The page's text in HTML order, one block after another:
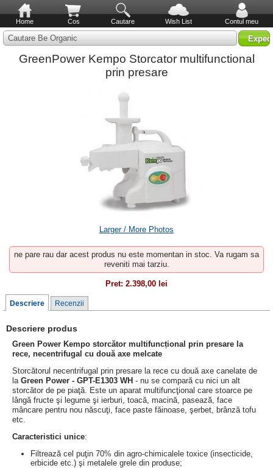
Home Cos Cautare Wish List Contul meu
Cautare Be Organic
GreenPower Kempo Storcator multifunctional
prin presare
Larger / More Photos
ne pare rau dar acest produs nu este momentan in stoc. Va rugam sa
reveniti mai tarziu.
Pret: 2.398,00 lei
Descriere Recenzii
Descriere produs
Green Power Kempo storcător multifuncțional prin presare la
rece, necentrifugal cu două axe melcate
Storcătorul necentrifugal prin presare la rece cu două axe canelate de
la Green Power - GPT-E1303 WH - nu se compară cu nici un alt
storcător de pe piaţă. Este un aparat multifuncţional care stoarce pe
lângă fructe şi legume şi ierburi, toacă, macină, pasează, face
mâncare pentru nou născuţi, face paste făinoase, şerbet, brânză tofu
etc.
Caracteristici unice:
Filtrează cel puţin 70% din agro-chimicalele toxice (insecticide,
erbicide etc.) şi metalele grele din produse;